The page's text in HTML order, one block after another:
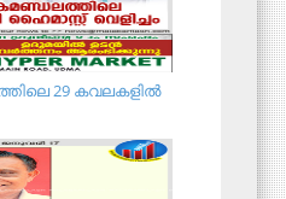
29 കവലകളിൽ